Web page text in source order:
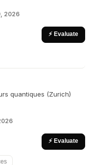
2026
⚡ Evaluate
quantiques (Zurich)
⚡ Evaluate